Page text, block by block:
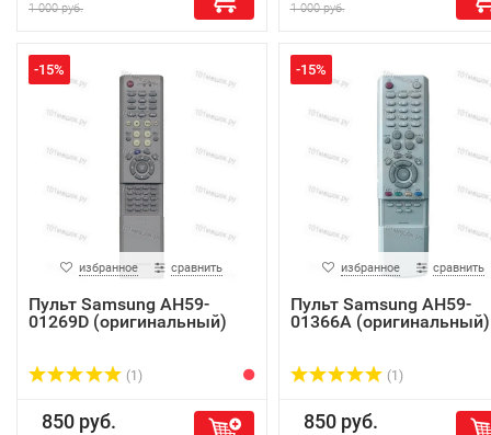
1 000 руб. 1 000 руб.
-15%
избранное сравнить
Пульт Samsung AH59-
01269D (оригинальный)
(1)
850 руб.
-15%
избранное сравнить
Пульт Samsung AH59-
01366A (оригинальный)
(1)
850 руб.